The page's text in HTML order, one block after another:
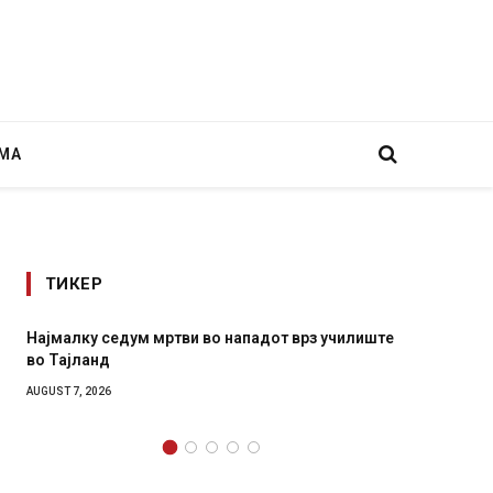
ТИКЕР
Најмалку седум мртви во нападот врз училиште
во Тајланд
AUGUST 7, 2026